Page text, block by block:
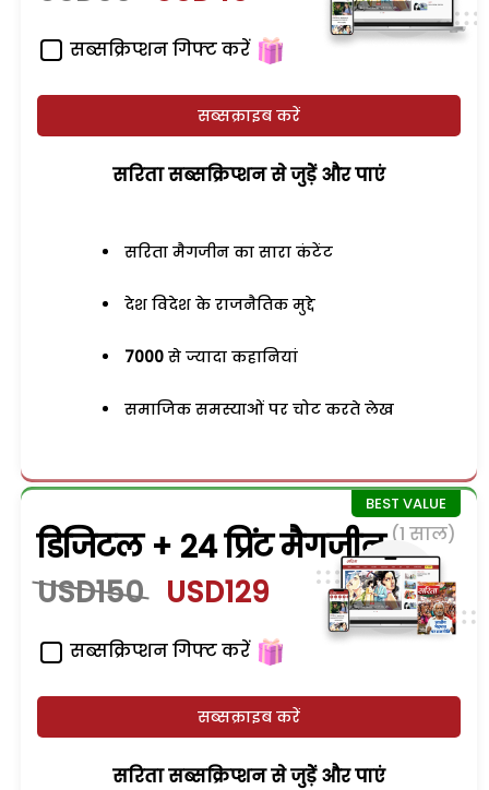
सब्सक्रिप्शन गिफ्ट करें
सब्सक्राइब करें
सरिता सब्सक्रिप्शन से जुड़ेें और पाएं
सरिता मैगजीन का सारा कंटेंट
देश विदेश के राजनैतिक मुद्दे
7000 से ज्यादा कहानियां
समाजिक समस्याओं पर चोट करते लेख
डिजिटल + 24 प्रिंट मैगजीन (1 साल)
USD150 USD129
सब्सक्रिप्शन गिफ्ट करें
सब्सक्राइब करें
सरिता सब्सक्रिप्शन से जुड़ेें और पाएं